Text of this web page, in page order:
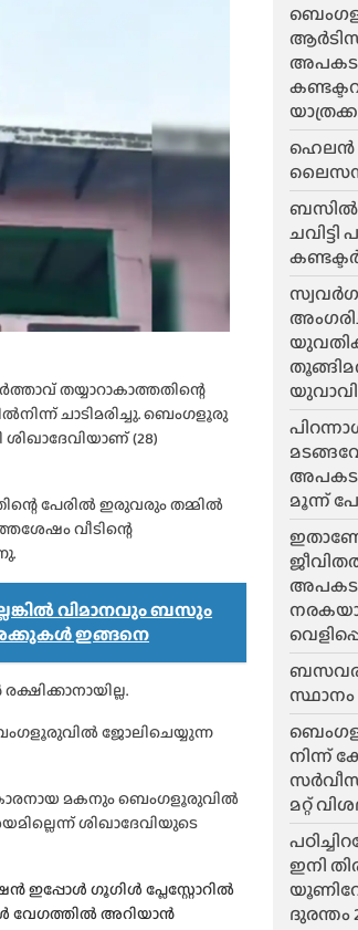
തയ്യാറാകാത്തതിന്റെ
ചാടിമരിച്ചു. ബെംഗളൂരു
ശിഖാദേവിയാണ് (28)
പേരിൽ ഇരുവരും തമ്മിൽ
വീടിന്റെ
വിമാനവും ബസും
ഇങ്ങനെ
ജോലിചെയ്യുന്ന
മകനും ബെംഗളൂരുവിൽ
ശിഖാദേവിയുടെ
ഗൂഗിൾ പ്ലേസ്റ്റോറിൽ
വേഗത്തിൽ അറിയാൻ
ഹെലന്‍
ബസിൽ
മൂന്ന്
സ്ഥാനം
നിന്ന്
സർവീസ്
മറ്റ്
ഇനി
ദുരന്തം